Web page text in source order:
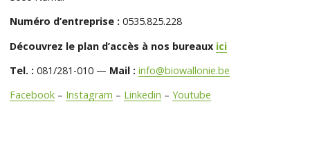
Numéro d’entreprise : 0535.825.228
Découvrez le plan d’accès à nos bureaux ici
Tel. : 081/281-010 — Mail : info@biowallonie.be
Facebook – Instagram – Linkedin –Youtube